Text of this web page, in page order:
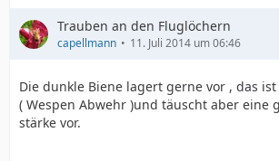
Trauben an den Fluglöchern
capellmann 11. Juli 2014 um 06:46
Die dunkle Biene lagert gerne vor , das
( Wespen Abwehr )und täuscht aber eine
stärke vor.